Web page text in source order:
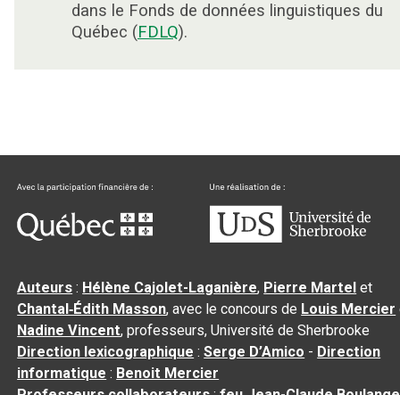
dans le Fonds de données linguistiques du
Québec (FDLQ).
Auteurs : Hélène Cajolet-Laganière, Pierre Martel et
Chantal‑Édith Masson, avec le concours de Louis Mercier
Nadine Vincent, professeurs, Université de Sherbrooke
Direction lexicographique :Serge D’Amico - Direction
informatique : Benoit Mercier